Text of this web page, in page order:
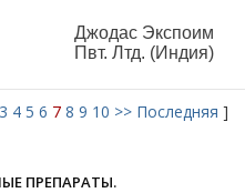
Джодас Экспоим
Пвт. Лтд. (Индия)
3 4 5 6 7 8 9 10 >> Последняя ]
ПРЕПАРАТЫ.